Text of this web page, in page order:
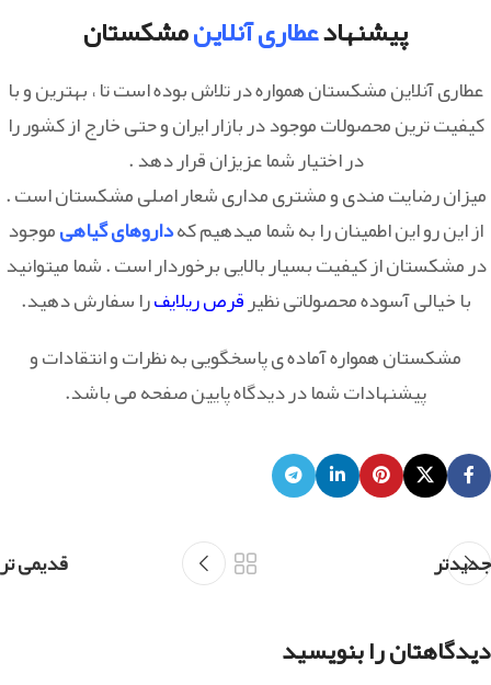
پیشنهادعطاری آنلاینمشکستان
عطاری آنلاین مشکستان همواره در تلاش بوده است تا ، بهترین و با
کیفیت ترین محصولات موجود در بازار ایران و حتی خارج از کشور را
در اختیار شما عزیزان قرار دهد .
میزان رضایت مندی و مشتری مداری شعار اصلی مشکستان است .
از این رو این اطمینان را به شما میدهیم کهداروهای گیاهیموجود
در مشکستان از کیفیت بسیار بالایی برخوردار است . شما میتوانید
با خیالی آسوده محصولاتی نظیرقرص ریلایفرا سفارش دهید.
مشکستان همواره آماده ی پاسخگویی به نظرات و انتقادات و
پیشنهادات شما در دیدگاه پایین صفحه می باشد.
جدیدتر قدیمی تر
دیدگاهتان را بنویسید